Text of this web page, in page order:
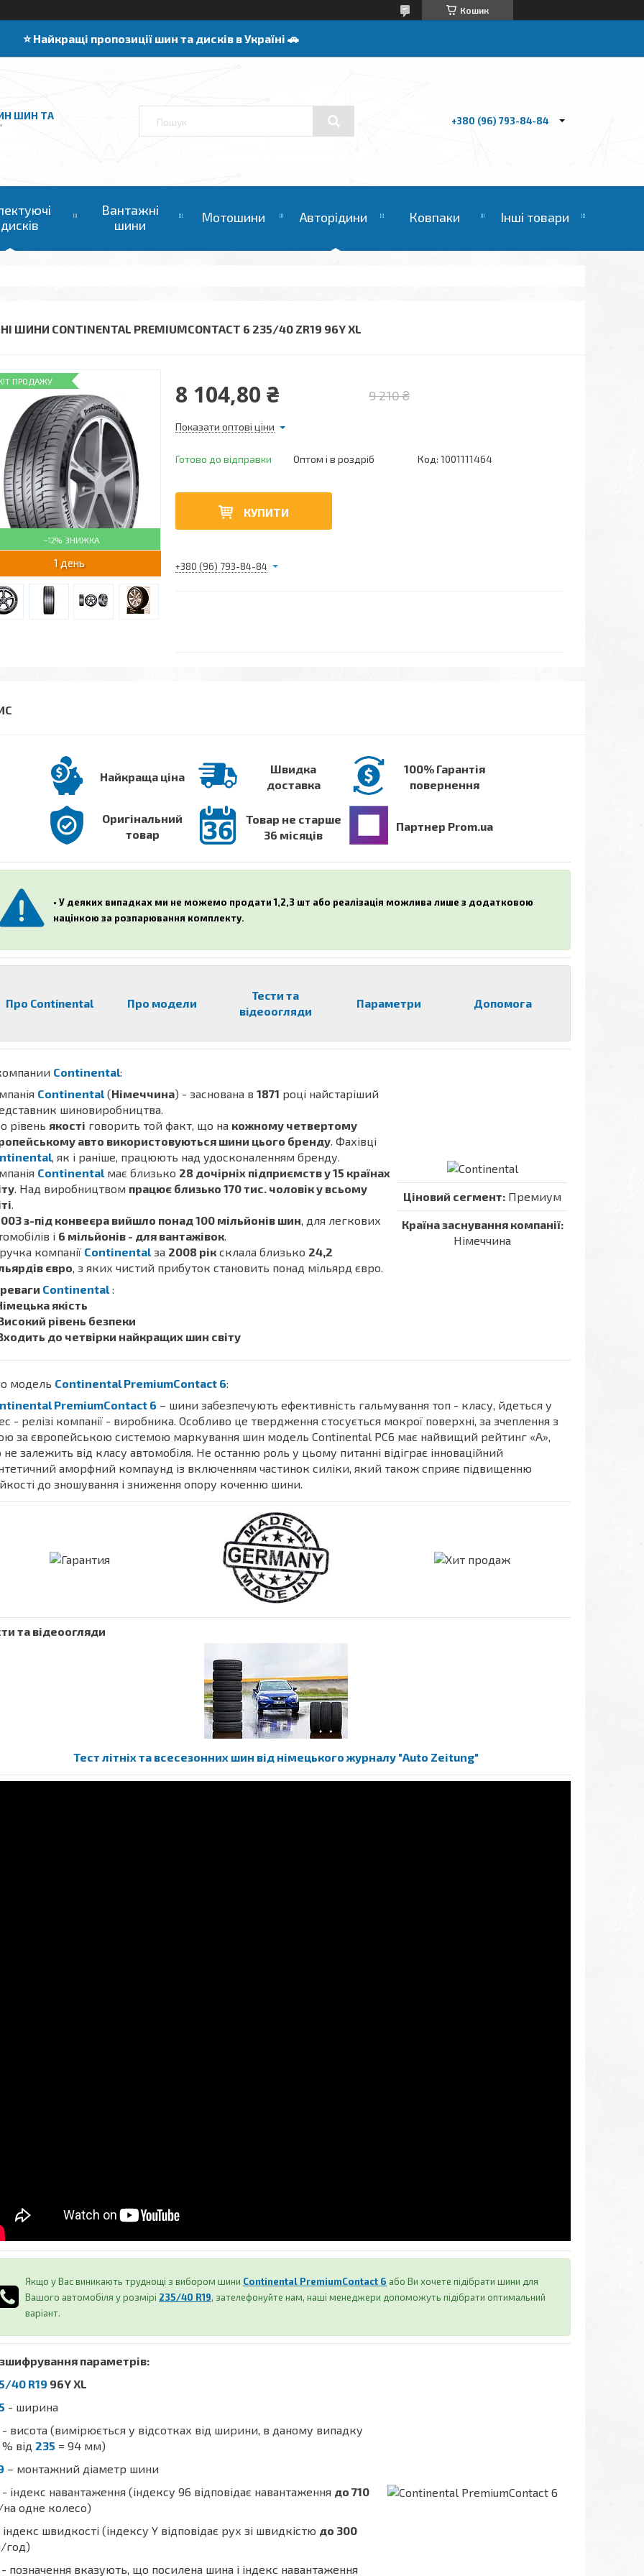
Кошик
⭐️ Найкращі пропозиції шин та дисків в Україні 🚗
ШИН ТА
+380 (96) 793-84-84
Вантажні
шини
Мотошини Авторідини Ковпаки Інші товари
ШИНИ CONTINENTAL PREMIUMCONTACT 6 235/40 ZR19 96Y XL
–12%
ПРОДАЖУ
1 день
9 210 ₴
8 104,80 ₴
Показати оптові ціни
Готово до відправки Оптом і в роздріб Код: 1001111464
КУПИТИ
+380 (96) 793-84-84
Найкраща ціна
Швидка
доставка
100% Гарантія
повернення
Оригінальний
товар
Товар не старше
36 місяців
Партнер Prom.ua
• У деяких випадках ми не можемо продати 1,2,3 шт або реалізація можлива лише з додатковою
націнкою за розпарювання комплекту.
Про Continental Про модели
Тести та
відеоогляди
Параметри Допомога
Continental:
Continental(Німеччина) - заснована в 1871 році найстаріший
шиновиробництва.
рівень якості говорить той факт, що на кожному четвертому
авто використовуються шини цього бренду. Фахівці
, як і раніше, працюють над удосконаленням бренду.
Continentalмає близько 28 дочірніх підприємств у 15 країнах
. Над виробництвом працює близько 170 тис. чоловік у всьому
.
з-під конвеєра вийшло понад 100 мільйонів шин, для легкових
і 6 мільйонів - для вантажівок.
компанії Continentalза 2008 рік склала близько 24,2
євро, з яких чистий прибуток становить понад мільярд євро.
Continental:
якість
рівень безпеки
до четвірки найкращих шин світу
Ціновий сегмент: Премиум
Країна заснування компанії:
Німеччина
модель Continental PremiumContact 6:
PremiumContact 6 – шини забезпечують ефективність гальмування топ - класу, йдеться у
- релізі компанії - виробника. Особливо це твердження стосується мокрої поверхні, за зчеплення з
за європейською системою маркування шин модель Continental PC6 має найвищий рейтинг «А»,
залежить від класу автомобіля. Не останню роль у цьому питанні відіграє інноваційний
аморфний компаунд із включенням частинок силіки, який також сприяє підвищенню
до зношування і зниження опору коченню шини.
та відеоогляди
Тест літніх та всесезонних шин від німецького журналу "Auto Zeitung"
Якщо у Вас виникають труднощі з вибором шини Continental PremiumContact 6 або Ви хочете підібрати шини для
Вашого автомобіля у розмірі 235/40 R19, зателефонуйте нам, наші менеджери допоможуть підібрати оптимальний
варіант.
параметрів:
40 R19 96Y XL
- ширина
- висота (вимірюється у відсотках від ширини, в даному випадку
% від 235 = 94 мм)
– монтажний діаметр шини
- індекс навантаження (індексу 96 відповідає навантаження до 710
одне колесо)
швидкості (індексу Y відповідає рух зі швидкістю до 300
год)
позначення вказують, що посилена шина і індекс навантаження